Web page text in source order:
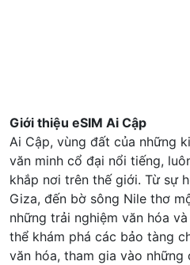
Giới thiệu eSIM Ai Cập
Ai Cập, vùng đất của những
văn minh cổ đại nổi tiếng,
khắp nơi trên thế giới. Từ sự
Giza, đến bờ sông Nile thơ
những trải nghiệm văn hóa
thể khám phá các bảo tàng
văn hóa, tham gia vào những